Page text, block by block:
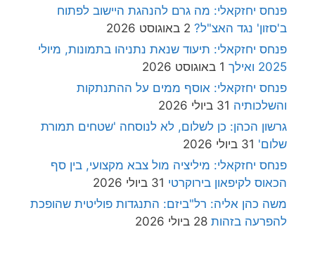
פנחס יחזקאלי: מה גרם להנהגת היישוב לפתוח
ב'סזון' נגד האצ"ל? 2 באוגוסט 2026
פנחס יחזקאלי: תיעוד שנאת נתניהו בתמונות, מיולי
2025 ואילך
1 באוגוסט 2026
פנחס יחזקאלי: אוסף ממים על ההתנתקות
והשלכותיה 31 ביולי 2026
גרשון הכהן: כן לשלום, לא לנוסחה 'שטחים תמורת
שלום' 31 ביולי 2026
פנחס יחזקאלי: מיליציה מול צבא מקצועי, בין סף
הכאוס לקיפאון בירוקרטי 31 ביולי 2026
משה כהן אליה: רל"ביזם: התנגדות פוליטית שהופכת
להפרעה בזהות 28 ביולי 2026